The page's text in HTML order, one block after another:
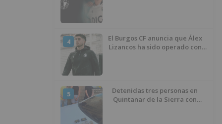
4
El Burgos CF anuncia que Álex
Lizancos ha sido operado con
5
Detenidas tres personas en
Quintanar de la Sierra con